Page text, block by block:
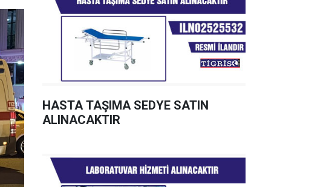
HASTA TAŞIMA SEDYE SATIN
ALINACAKTIR